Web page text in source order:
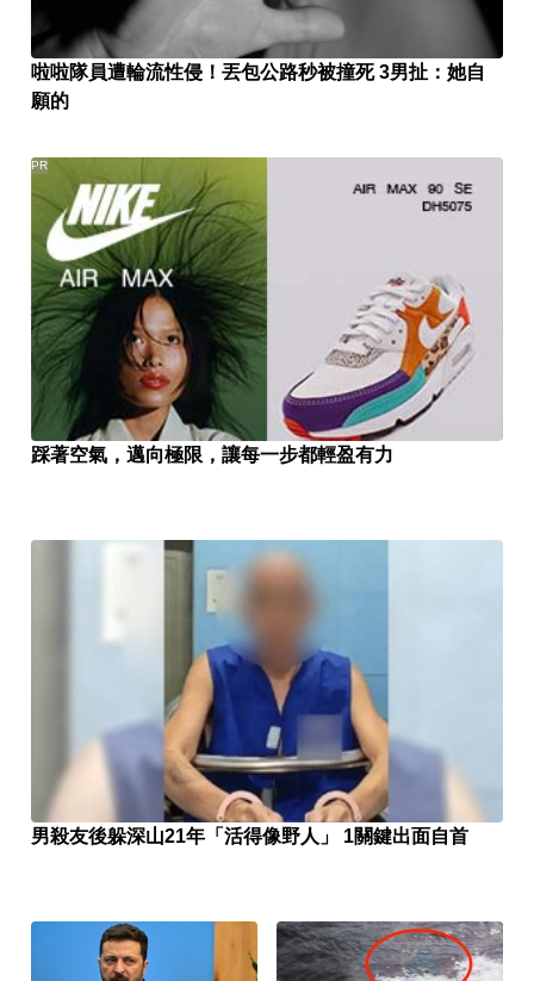
啦啦隊員遭輪流性侵！丟包公路秒被撞死 3男扯：她自
願的
踩著空氣，邁向極限，讓每一步都輕盈有力
PR
男殺友後躲深山21年「活得像野人」 1關鍵出面自首